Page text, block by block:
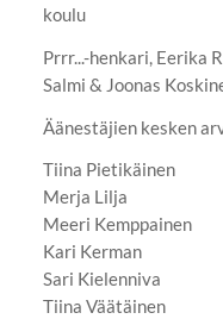
koulu
Prrr...-henkari, Eerika
Salmi & Joonas
Äänestäjien kesken
Tiina Pietikäinen
Merja Lilja
Meeri Kemppainen
Kari Kerman
Sari Kielenniva
Tiina Väätäinen